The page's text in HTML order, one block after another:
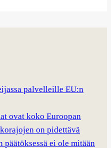
palvelleille EU:n
ovat koko Euroopan
on pidettävä
ei ole mitään